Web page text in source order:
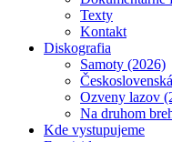
Texty
Kontakt
Diskografia
Samoty (2026)
Ozveny lazov
Na druhom
Kde vystupujeme